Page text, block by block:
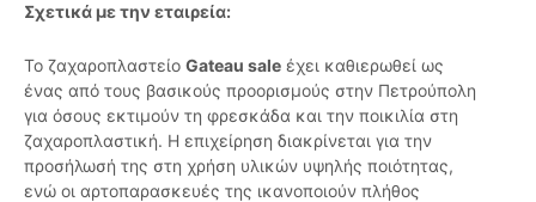
Σχετικά με την εταιρεία:
Το ζαχαροπλαστείο Gateau sale έχει καθιερωθεί ως
ένας από τους βασικούς προορισμούς στην Πετρούπολη
για όσους εκτιμούν τη φρεσκάδα και την ποικιλία στη
ζαχαροπλαστική. Η επιχείρηση διακρίνεται για την
προσήλωσή της στη χρήση υλικών υψηλής ποιότητας,
ενώ οι αρτοπαρασκευές της ικανοποιούν πλήθος